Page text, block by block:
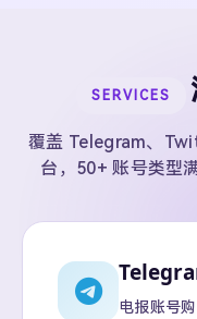
SERVICES
覆盖 Telegram、
台，50+ 账号类型
电报账号